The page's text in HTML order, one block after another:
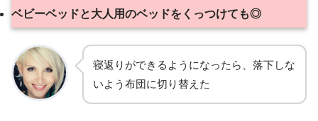
ベビーベッドと大人用のベッドをくっつけても◎
寝返りができるようになったら、落下しな
いよう布団に切り替えた